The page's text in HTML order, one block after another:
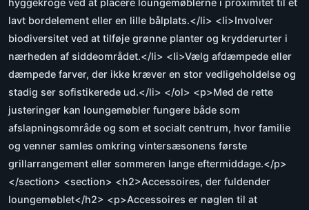
lavt bordelement eller en lille bålplats.</li> <li>Involver
biodiversitet ved at tilføje grønne planter og krydderurter i
nærheden af siddeområdet.</li> <li>Vælg afdæmpede eller
dæmpede farver, der ikke kræver en stor vedligeholdelse og
stadig ser sofistikerede ud.</li> </ol> <p>Med de rette
justeringer kan loungemøbler fungere både som
afslapningsområde og som et socialt centrum, hvor familie
og venner samles omkring vintersæsonens første
grillarrangement eller sommeren lange eftermiddage.</p>
</section> <section> <h2>Accessoires, der fuldender
loungemøblet</h2> <p>Accessoires er nøglen til at